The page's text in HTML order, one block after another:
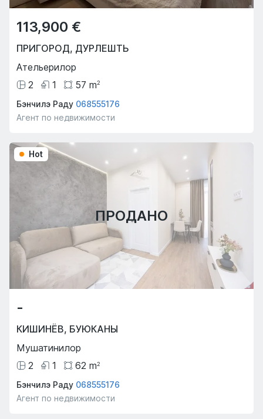
113,900 €
ПРИГОРОД, ДУРЛЕШТЬ
Ательерилор
2
1 57 m2
Бэнчилэ Раду 068555176
Агент по недвижимости
ПРОДАНО
Hot
-
КИШИНЁВ, БУЮКАНЫ
Мушатинилор
2
1 62 m2
Бэнчилэ Раду 068555176
Агент по недвижимости